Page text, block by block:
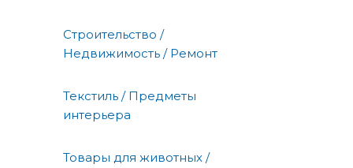
Строительство /
Недвижимость / Ремонт
Текстиль / Предметы
интерьера
Товары для животных /